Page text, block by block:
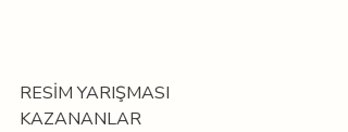
RESİM YARIŞMASI
KAZANANLAR